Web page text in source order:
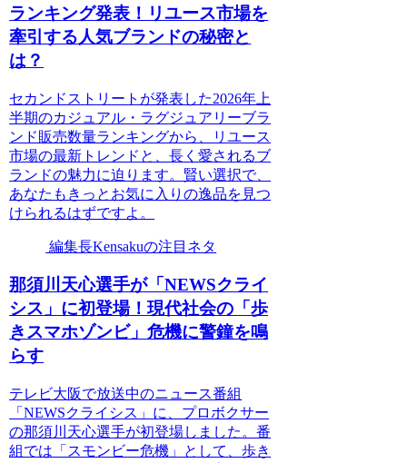
ランキング発表！リユース市場を
牽引する人気ブランドの秘密と
は？
セカンドストリートが発表した2026年上
半期のカジュアル・ラグジュアリーブラ
ンド販売数量ランキングから、リユース
市場の最新トレンドと、長く愛されるブ
ランドの魅力に迫ります。賢い選択で、
あなたもきっとお気に入りの逸品を見つ
けられるはずですよ。
編集長Kensakuの注目ネタ
那須川天心選手が「NEWSクライ
シス」に初登場！現代社会の「歩
きスマホゾンビ」危機に警鐘を鳴
らす
テレビ大阪で放送中のニュース番組
「NEWSクライシス」に、プロボクサー
の那須川天心選手が初登場しました。番
組では「スモンビー危機」として、歩き